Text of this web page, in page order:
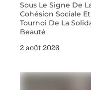
Sous Le Signe De
Cohésion Sociale
Tournoi De La
Beauté
2 août 2026